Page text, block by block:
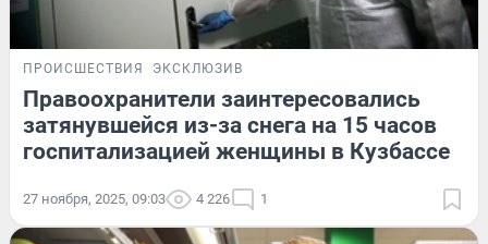
ПРОИСШЕСТВИЯ ЭКСКЛЮЗИВ
Правоохранители заинтересовались
затянувшейся из-за снега на 15 часов
госпитализацией женщины в Кузбассе
27 ноября, 2025, 09:03 4 226 1